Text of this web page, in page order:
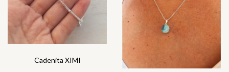
Cadenita XIMI